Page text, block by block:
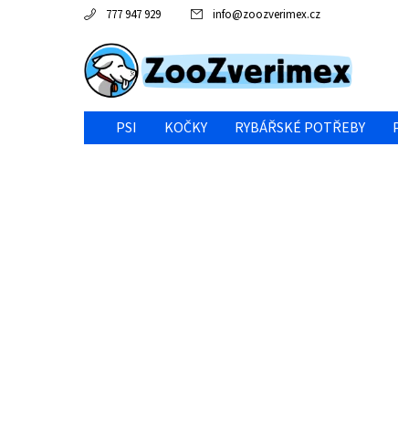
777 947 929 info@zoozverimex.cz
PSI KOČKY RYBÁŘSKÉ POTŘEBY